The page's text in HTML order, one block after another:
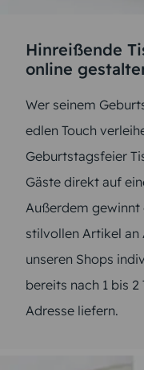
Hinreißende
online
Wer seinem
edlen Touch
Geburtstagsfeier
Gäste direkt auf
Außerdem
stilvollen Artikel
unseren Shops
bereits nach 1 bis
Adresse liefern.